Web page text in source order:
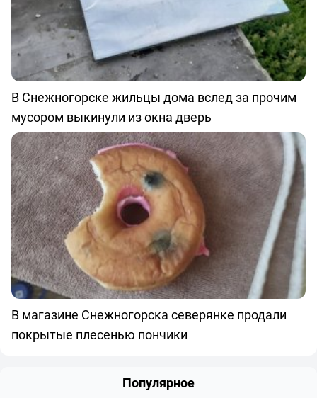
В Снежногорске жильцы дома вслед за прочим
мусором выкинули из окна дверь
В магазине Снежногорска северянке продали
покрытые плесенью пончики
Популярное